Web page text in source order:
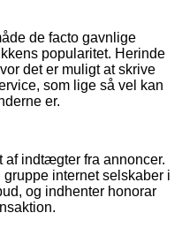
de facto gavnlige
popularitet. Herinde
det er muligt at skrive
som lige så vel kan
er.
af indtægter fra annoncer.
internet selskaber i
og indhenter honorar